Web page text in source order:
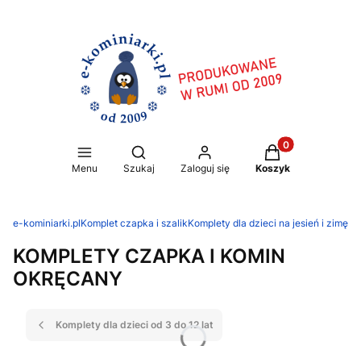
Menu
Otwórz wyszukiwarkę
Szukaj Zaloguj się
Produkty w
Koszyk
e-kominiarki.plKomplet czapka i szalikKomplety dla dzieci na jesień i zimę
KOMPLETY CZAPKA I KOMIN
OKRĘCANY
Komplety dla dzieci od 3 do 12 lat